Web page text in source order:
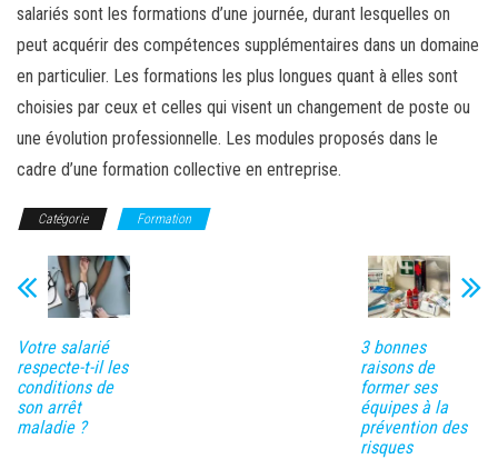
salariés sont les formations d’une journée, durant lesquelles on
peut acquérir des compétences supplémentaires dans un domaine
en particulier. Les formations les plus longues quant à elles sont
choisies par ceux et celles qui visent un changement de poste ou
une évolution professionnelle. Les modules proposés dans le
cadre d’une formation collective en entreprise.
Catégorie Formation
Votre salarié
respecte-t-il les
conditions de
son arrêt
maladie ?
3 bonnes
raisons de
former ses
équipes à la
prévention des
risques